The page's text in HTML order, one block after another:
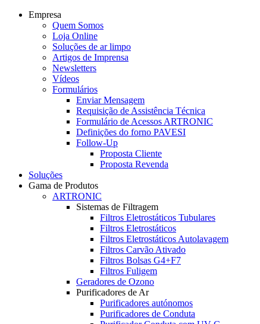
Empresa
Quem Somos
Loja Online
Soluções de ar limpo
Artigos de Imprensa
Newsletters
Vídeos
Formulários
Enviar Mensagem
Requisição de Assistência Técnica
Formulário de Acessos ARTRONIC
Definições do forno PAVESI
Follow-Up
Proposta Cliente
Proposta Revenda
Soluções
Gama de Produtos
ARTRONIC
Sistemas de Filtragem
Filtros Eletrostáticos Tubulares
Filtros Eletrostáticos
Filtros Eletrostáticos Autolavagem
Filtros Carvão Ativado
Filtros Bolsas G4+F7
Filtros Fuligem
Geradores de Ozono
Purificadores de Ar
Purificadores autónomos
Purificadores de Conduta